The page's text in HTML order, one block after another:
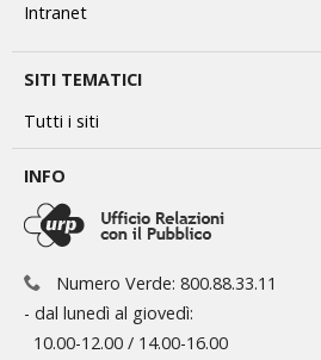
Intranet
SITI TEMATICI
Tutti i siti
INFO
Numero Verde: 800.88.33.11
- dal lunedì al giovedì:
10.00-12.00 / 14.00-16.00